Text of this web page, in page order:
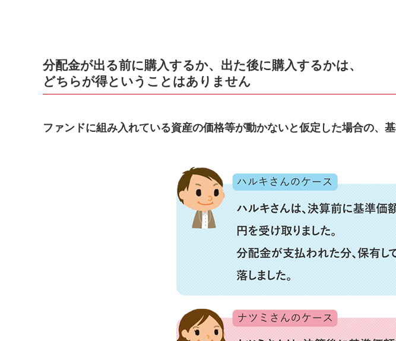
分配金が出る前に購入するか、出た後に購入するかは、
どちらが得ということはありません
ファンドに組み入れている資産の価格等が動かないと仮定した場合の、